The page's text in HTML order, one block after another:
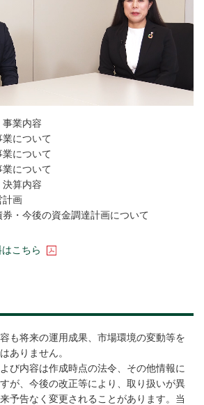
業内容
について
について
について
算内容
画
・今後の資金調達計画について
こちら
も将来の運用成果、市場環境の変動等を
ありません。
び内容は作成時点の法令、その他情報に
が、今後の改正等により、取り扱いが異
予告なく変更されることがあります。当